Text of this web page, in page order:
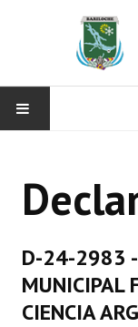
CONCEJO
Integrantes del
Comisiones
D-24-2983 -
MUNICIPAL
CIENCIA